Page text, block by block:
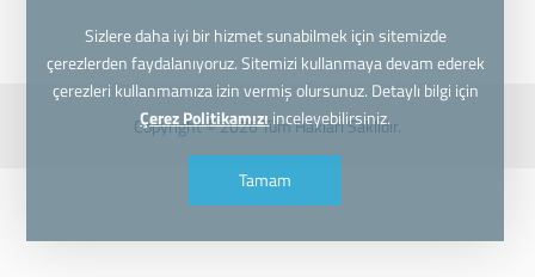
Copyright © 2026 Tüm Hakları Saklıdır.
Sizlere daha iyi bir hizmet sunabilmek için sitemizde
çerezlerden faydalanıyoruz. Sitemizi kullanmaya devam ederek
çerezleri kullanmamıza izin vermiş olursunuz. Detaylı bilgi için
Çerez Politikamızıinceleyebilirsiniz.
Tamam